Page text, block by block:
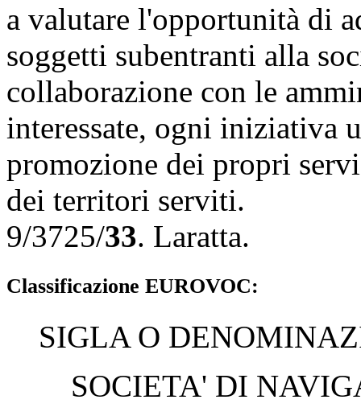
a valutare l'opportunità di
soggetti subentranti alla
collaborazione con le
interessate, ogni iniziativa
promozione dei propri
dei territori serviti.
9/3725/33. Laratta.
Classificazione EUROVOC:
SIGLA O
SOCIETA' DI